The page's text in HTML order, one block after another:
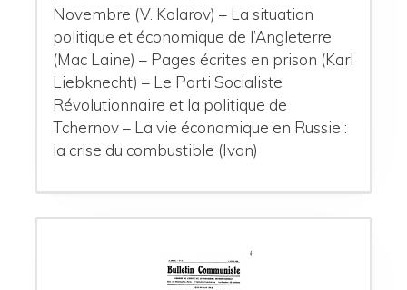
Novembre (V. Kolarov) – La situation
politique et économique de l’Angleterre
(Mac Laine) – Pages écrites en prison (Karl
Liebknecht) – Le Parti Socialiste
Révolutionnaire et la politique de
Tchernov – La vie économique en Russie :
la crise du combustible (Ivan)